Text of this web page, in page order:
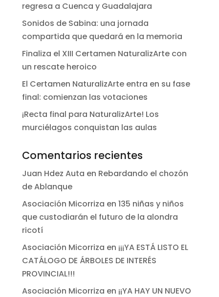
regresa a Cuenca y Guadalajara
Sonidos de Sabina: una jornada
compartida que quedará en la memoria
Finaliza el XIII Certamen NaturalizArte con
un rescate heroico
El Certamen NaturalizArte entra en su fase
final: comienzan las votaciones
¡Recta final para NaturalizArte! Los
murciélagos conquistan las aulas
Comentarios recientes
Juan Hdez Auta en Rebardando el chozón
de Ablanque
Asociación Micorriza en 135 niñas y niños
que custodiarán el futuro de la alondra
ricotí
Asociación Micorriza en ¡¡¡YA ESTÁ LISTO EL
CATÁLOGO DE ÁRBOLES DE INTERÉS
PROVINCIAL!!!
Asociación Micorriza en ¡¡YA HAY UN NUEVO